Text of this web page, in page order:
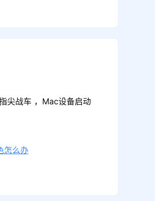
尖战车 ，Mac设备启动
怎么办